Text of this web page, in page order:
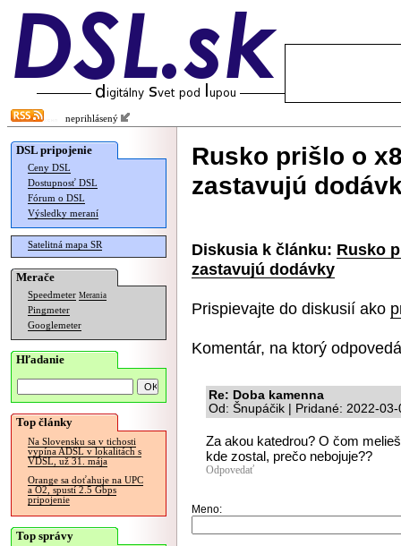
neprihlásený
DSL pripojenie
Ceny DSL
Dostupnosť DSL
Fórum o DSL
Výsledky meraní
Satelitná mapa SR
Merače
Speedmeter Merania
Pingmeter
Googlemeter
Hľadanie
Top články
Na Slovensku sa v tichosti
vypína ADSL v lokalitách s
VDSL, už 31. mája
Orange sa doťahuje na UPC
a O2, spustí 2.5 Gbps
pripojenie
Top správy
Rusko prišlo o
zastavujú
Diskusia k článku: Rusko
zastavujú dodávky
Prispievajte do diskusií ako
Komentár, na ktorý
Re: Doba kamenna
Od: Šnupáčik | Pridané: 2022-
Za akou katedrou? O čom
kde zostal, prečo nebojuje??
Odpovedať
Meno: